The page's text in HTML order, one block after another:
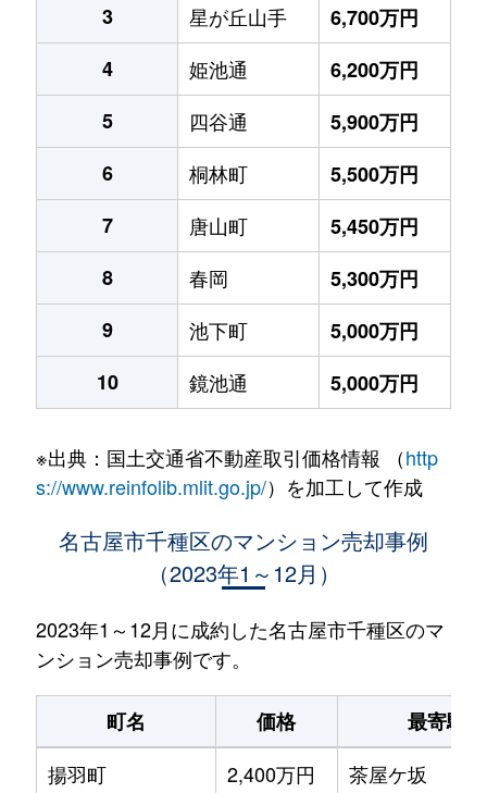
3
星が丘山手
6,700万円
4
姫池通
6,200万円
5
四谷通
5,900万円
6
桐林町
5,500万円
7
唐山町
5,450万円
8
春岡
5,300万円
9
池下町
5,000万円
10
鏡池通 5,000万円
※出典：国土交通省不動産取引価格情報 （http
s://www.reinfolib.mlit.go.jp/）を加工して作成
名古屋市千種区のマンション売却事例
（2023年1～12月）
2023年1～12月に成約した名古屋市千種区のマ
ンション売却事例です。
町名 価格
最寄駅
揚羽町
2,400万円
茶屋ケ坂